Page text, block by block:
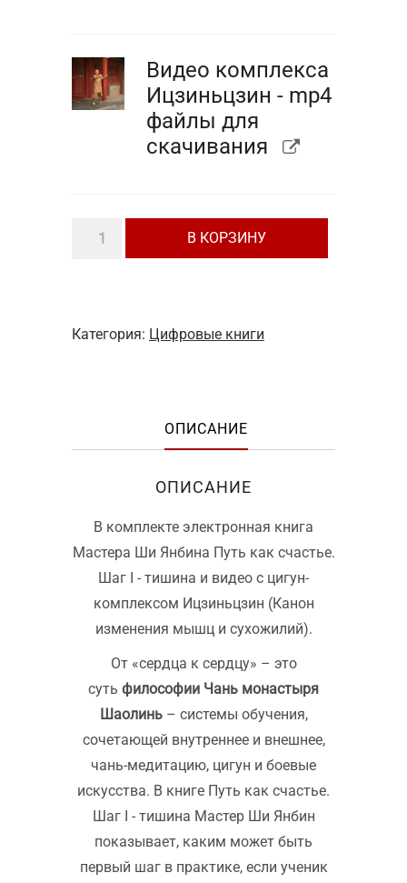
Видео комплекса
Ицзиньцзин - mp4
файлы для
скачивания
Количество
о
тишина"
+
видео
комплекса
Ицзиньцзин
В КОРЗИНУ
Категория: Цифровые книги
ОПИСАНИЕ
ОПИСАНИЕ
В комплекте электронная книга
Мастера Ши Янбина Путь как счастье.
Шаг I - тишина и видео с цигун-
комплексом Ицзиньцзин (Канон
изменения мышц и сухожилий).
От «сердца к сердцу» – это
суть философии Чань монастыря
Шаолинь– системы обучения,
сочетающей внутреннее и внешнее,
чань-медитацию, цигун и боевые
искусства. В книге Путь как счастье.
Шаг I - тишина Мастер Ши Янбин
показывает, каким может быть
первый шаг в практике, если ученик